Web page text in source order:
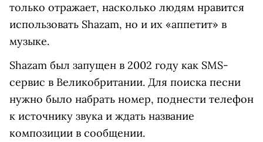
только отражает, насколько людям нравится
использовать Shazam, но и их «аппетит» в
музыке.
Shazam был запущен в 2002 году как SMS-
сервис в Великобритании. Для поиска песни
нужно было набрать номер, поднести телефон
к источнику звука и ждать название
композиции в сообщении.